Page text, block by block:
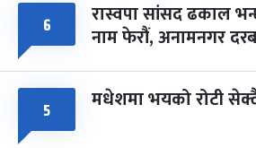
६ रास्वपा सांसद ढकाल
नाम फेरौं, अनामनगर
५ मधेशमा भयको रोटी